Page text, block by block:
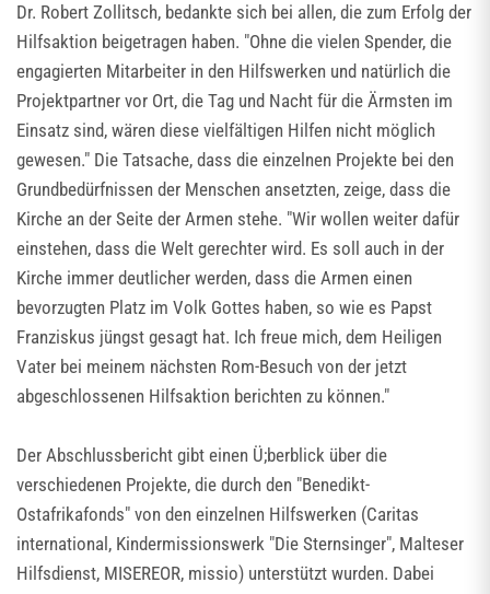
Dr. Robert Zollitsch, bedankte sich bei allen, die zum Erfolg der
Hilfsaktion beigetragen haben. "Ohne die vielen Spender, die
engagierten Mitarbeiter in den Hilfswerken und natürlich die
Projektpartner vor Ort, die Tag und Nacht für die Ärmsten im
Einsatz sind, wären diese vielfältigen Hilfen nicht möglich
gewesen." Die Tatsache, dass die einzelnen Projekte bei den
Grundbedürfnissen der Menschen ansetzten, zeige, dass die
Kirche an der Seite der Armen stehe. "Wir wollen weiter dafür
einstehen, dass die Welt gerechter wird. Es soll auch in der
Kirche immer deutlicher werden, dass die Armen einen
bevorzugten Platz im Volk Gottes haben, so wie es Papst
Franziskus jüngst gesagt hat. Ich freue mich, dem Heiligen
Vater bei meinem nächsten Rom-Besuch von der jetzt
abgeschlossenen Hilfsaktion berichten zu können."
Der Abschlussbericht gibt einen Ü;berblick über die
verschiedenen Projekte, die durch den "Benedikt-
Ostafrikafonds" von den einzelnen Hilfswerken (Caritas
international, Kindermissionswerk "Die Sternsinger", Malteser
Hilfsdienst, MISEREOR, missio) unterstützt wurden. Dabei